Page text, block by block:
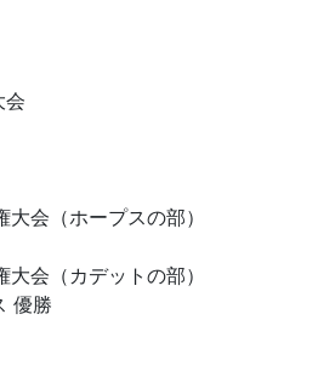
会
会（ホープスの部）
会（カデットの部）
優勝